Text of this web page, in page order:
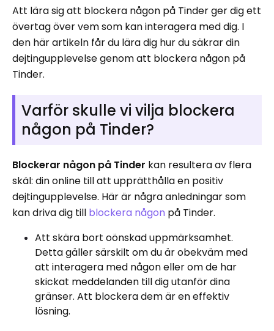
Att lära sig att blockera någon på Tinder ger dig ett
övertag över vem som kan interagera med dig. I
den här artikeln får du lära dig hur du säkrar din
dejtingupplevelse genom att blockera någon på
Tinder.
Varför skulle vi vilja blockera
någon på Tinder?
Blockerar någon på Tinder kan resultera av flera
skäl: din online till att upprätthålla en positiv
dejtingupplevelse. Här är några anledningar som
kan driva dig till blockera någon på Tinder.
Att skära bort oönskad uppmärksamhet.
Detta gäller särskilt om du är obekväm med
att interagera med någon eller om de har
skickat meddelanden till dig utanför dina
gränser. Att blockera dem är en effektiv
lösning.